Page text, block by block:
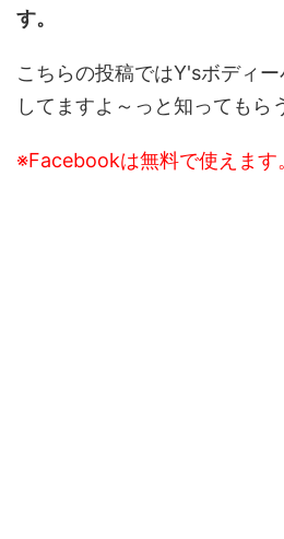
す。
こちらの投稿ではY'sボディ
してますよ～っと知ってもら
※Facebookは無料で使えます